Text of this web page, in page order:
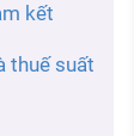
kết
thuế suất